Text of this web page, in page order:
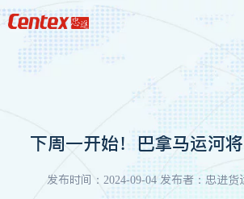
下周一开始！巴拿马运河
发布时间：2024-09-04 发布者：忠进货